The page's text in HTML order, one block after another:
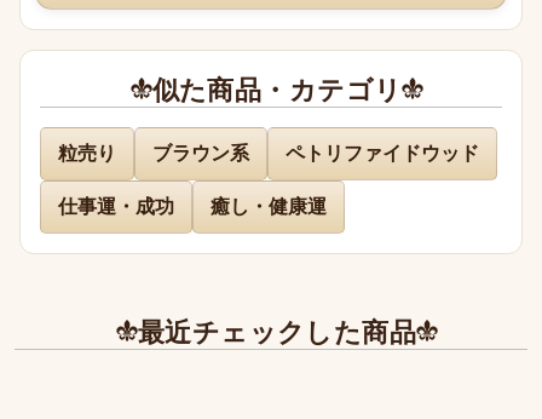
名無し 様
先日通販を利用させて頂きましたが迅速に対応、お送り下
似た商品・カテゴリ
粒売り ブラウン系
ペトリファイドウッド
仕事運・成功
癒し・健康運
最近チェックした商品